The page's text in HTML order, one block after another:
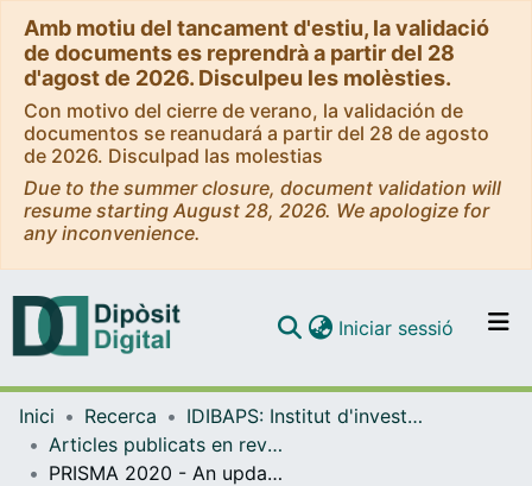
Amb motiu del tancament d'estiu, la validació
de documents es reprendrà a partir del 28
d'agost de 2026. Disculpeu les molèsties.
Con motivo del cierre de verano, la validación de
documentos se reanudará a partir del 28 de agosto
de 2026. Disculpad las molestias
Due to the summer closure, document validation will
resume starting August 28, 2026. We apologize for
any inconvenience.
Navega per tot el DD
Com publicar
Iniciar sessió (current)
Inici Recerca
IDIBAPS: Institut d'investigacions Biomèdiques August Pi i Sunyer
Articles publicats en revistes (IDIBAPS: Institut d'investigacions Biomèdiques August Pi i Sunyer)
PRISMA 2020 - An updated checklist for systematic reviews and meta-analyses